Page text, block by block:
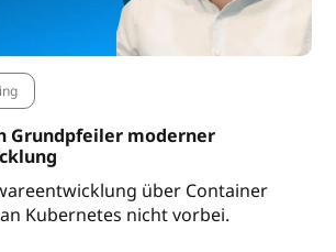
Grundpfeiler moderner
über Container
Kubernetes nicht vorbei.